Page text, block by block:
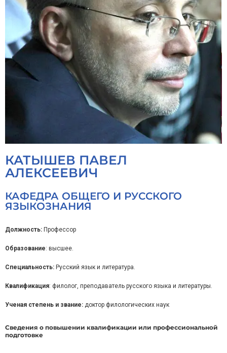
КАТЫШЕВ ПАВЕЛ
АЛЕКСЕЕВИЧ
КАФЕДРА ОБЩЕГО И РУССКОГО
ЯЗЫКОЗНАНИЯ
Должность: Профессор
Образование: высшее.
Специальность: Русский язык и литература.
Квалификация: филолог, преподаватель русского языка и литературы.
Ученая степень и звание: доктор филологических наук
Сведения о повышении квалификации или профессиональной
подготовке